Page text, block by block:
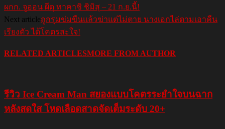
ผกก. จูออน ผีดุ ทาคาชิ ชิมิสุ – 21 ก.ย.นี้!
Next articleถูกรุมข่มขืนแล้วฆ่าแต่ไม่ตาย นางเอกไล่ตามเอาคืน
เรียงตัว ได้โคตรสะใจ!
RELATED ARTICLESMORE FROM AUTHOR
รีวิว Ice Cream Man สยองแบบโคตรระยำใจบนฉาก
หลังสดใส โหดเลือดสาดจัดเต็มระดับ 20+